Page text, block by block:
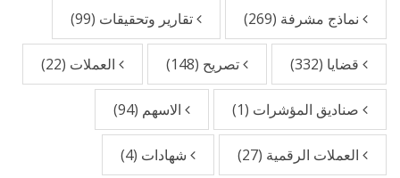
نماذج مشرفة (269) تقارير وتحقيقات (99)
قضايا (332) تصريح (148) العملات (22)
صناديق المؤشرات (1) الاسهم (94)
العملات الرقمية (27) شهادات (4)